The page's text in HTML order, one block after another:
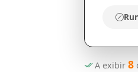
A exibir 8